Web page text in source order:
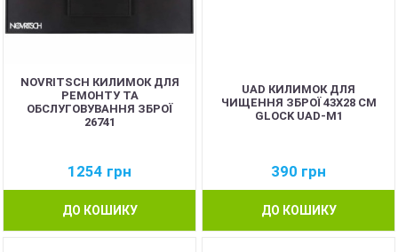
NOVRITSCH КИЛИМОК ДЛЯ
РЕМОНТУ ТА
ОБСЛУГОВУВАННЯ ЗБРОЇ
26741
1254 грн
ДО КОШИКУ
UAD КИЛИМОК ДЛЯ
ЧИЩЕННЯ ЗБРОЇ 43Х28 СМ
GLOCK UAD-M1
390 грн
ДО КОШИКУ